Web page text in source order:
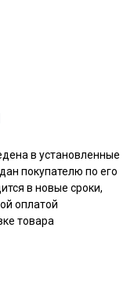
в установленные
покупателю по его
в новые сроки,
оплатой
товара